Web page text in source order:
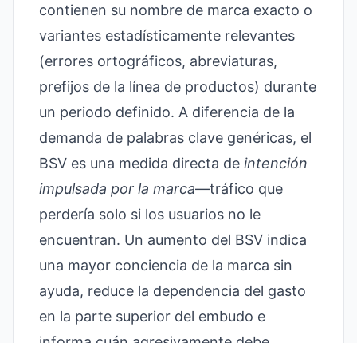
contienen su nombre de marca exacto o
variantes estadísticamente relevantes
(errores ortográficos, abreviaturas,
prefijos de la línea de productos) durante
un periodo definido. A diferencia de la
demanda de palabras clave genéricas, el
BSV es una medida directa de intención
impulsada por la marca—tráfico que
perdería solo si los usuarios no le
encuentran. Un aumento del BSV indica
una mayor conciencia de la marca sin
ayuda, reduce la dependencia del gasto
en la parte superior del embudo e